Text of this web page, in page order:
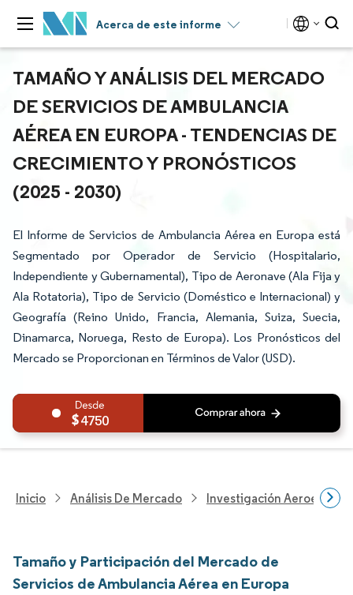
Acerca de este informe
TAMAÑO Y ANÁLISIS DEL MERCADO
DE SERVICIOS DE AMBULANCIA
AÉREA EN EUROPA - TENDENCIAS DE
CRECIMIENTO Y PRONÓSTICOS
(2025 - 2030)
El Informe de Servicios de Ambulancia Aérea en Europa está
Segmentado por Operador de Servicio (Hospitalario,
Independiente y Gubernamental), Tipo de Aeronave (Ala Fija y
Ala Rotatoria), Tipo de Servicio (Doméstico e Internacional) y
Geografía (Reino Unido, Francia, Alemania, Suiza, Suecia,
Dinamarca, Noruega, Resto de Europa). Los Pronósticos del
Mercado se Proporcionan en Términos de Valor (USD).
4750
Inicio Análisis De Mercado Investigación
Tamaño y Participación del Mercado de
Servicios de Ambulancia Aérea en Europa